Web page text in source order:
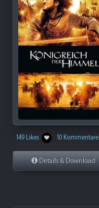
149 Likes 10 Kommentare
Details & Download